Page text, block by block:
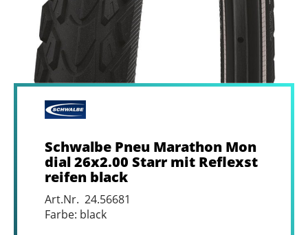
Schwalbe Pneu Marathon Mon
dial 26x2.00 Starr mit Reflexst
reifen black
Art.Nr. 24.56681
Farbe: black